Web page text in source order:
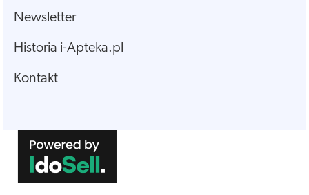
Newsletter
Historia i-Apteka.pl
Kontakt